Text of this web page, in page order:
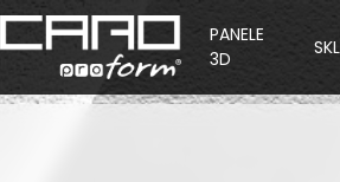
PANELE
3D